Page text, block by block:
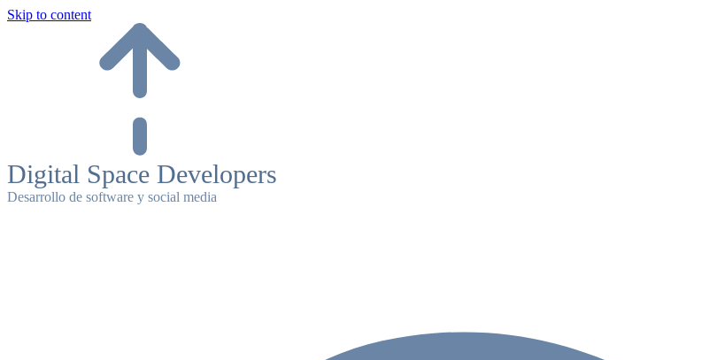
Skip to content
Digital Space Developers
Desarrollo de software y social media